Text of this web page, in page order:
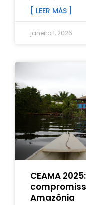
[ LEER MÁS ]
janeiro 1, 2026
CEAMA
Amazônia